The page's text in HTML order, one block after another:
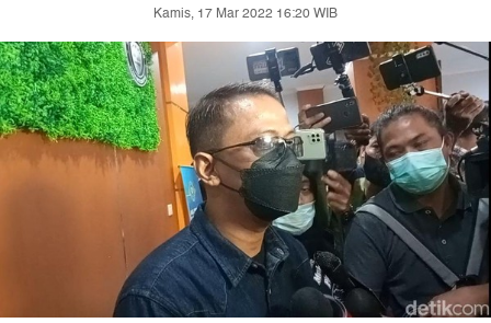
Kamis, 17 Mar 2022 16:20 WIB